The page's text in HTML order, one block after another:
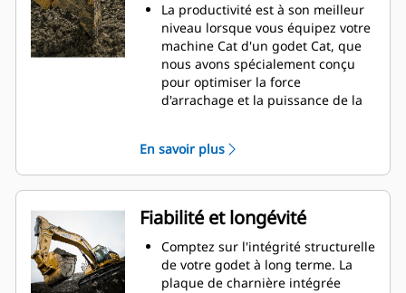
La productivité est à son meilleur
niveau lorsque vous équipez votre
machine Cat d'un godet Cat, que
nous avons spécialement conçu
pour optimiser la force
d'arrachage et la puissance de la
double améliore le flux des
matières dans le godet. Le
dégagement de talon accru
garantit que le fond du godet ne
frotte pas, ce qui réduit les coûts
d'entretien.
La consommation de carburant est
maximale lors de l'excavation. Les
En savoir plus
Fiabilité et longévité
Comptez sur l'intégrité structurelle
de votre godet à long terme. La
plaque de charnière intégrée